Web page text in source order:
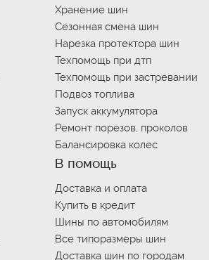
Хранение шин
Сезонная смена шин
Нарезка протектора шин
Техпомощь при дтп
Техпомощь при застревании
Подвоз топлива
Запуск аккумулятора
Ремонт порезов, проколов
Балансировка колес
В помощь
Доставка и оплата
Купить в кредит
Шины по автомобилям
Все типоразмеры шин
Доставка шин по городам